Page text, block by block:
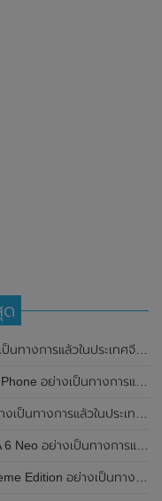
ด
ตเตอรี่สุดอึดขนาดใหญ่ 6,500mAh พร้อมรองรับการชาร์จไว 80W
ทางการแล้ว มาพร้อมธีมสีชมพูสดใส
างการแล้วในประเทศอินเดีย
แล้วในประเทศไทย ในราคา 8,499 บาท
างเป็นทางการแล้วในประเทศจีน